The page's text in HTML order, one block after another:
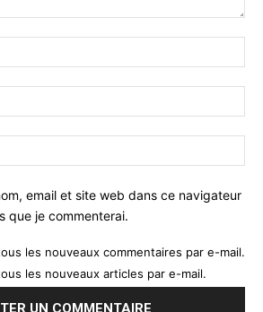
email et site web dans ce navigateur
que je commenterai.
les nouveaux commentaires par e-mail.
les nouveaux articles par e-mail.